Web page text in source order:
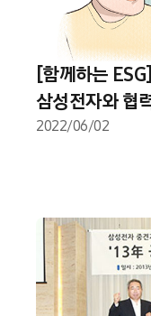
[함께하는
삼성전자와 협
2022/06/02